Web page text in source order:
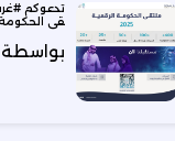
تدعوكم
قى الحكومة
بواسطة